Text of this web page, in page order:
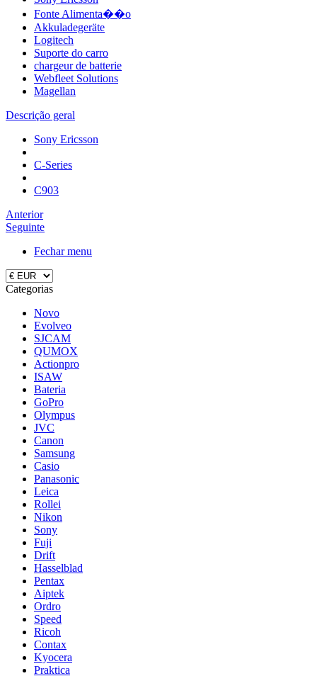
Fonte Alimenta��o
Akkuladegeräte
Logitech
Suporte do carro
chargeur de batterie
Webfleet Solutions
Magellan
Descrição geral
Sony Ericsson
C-Series
C903
Anterior
Seguinte
Fechar menu
Categorias
Novo
Evolveo
SJCAM
QUMOX
Actionpro
ISAW
Bateria
GoPro
Olympus
JVC
Canon
Samsung
Casio
Panasonic
Leica
Rollei
Nikon
Sony
Fuji
Drift
Hasselblad
Pentax
Aiptek
Ordro
Speed
Ricoh
Contax
Kyocera
Praktica